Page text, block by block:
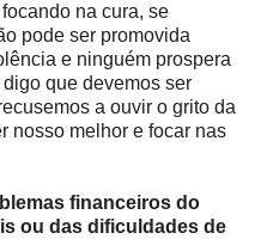
na cura, se
pode ser promovida
e ninguém prospera
que devemos ser
a ouvir o grito da
nosso melhor e focar nas
financeiros do
ou das dificuldades de